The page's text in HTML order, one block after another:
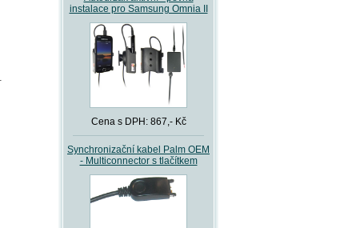
instalace pro Samsung Omnia II
Cena s DPH: 867,- Kč
Synchronizační kabel Palm OEM
- Multiconnector s tlačítkem